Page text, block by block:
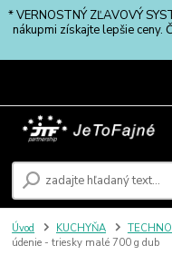
* VERNOSTNÝ ZĽAVOVÝ
nákupmi získajte lepšie ceny.
Úvod KUCHYŇA
údenie - triesky malé 700 g dub